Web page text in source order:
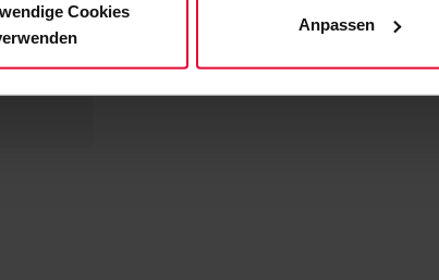
Cookies
Anpassen